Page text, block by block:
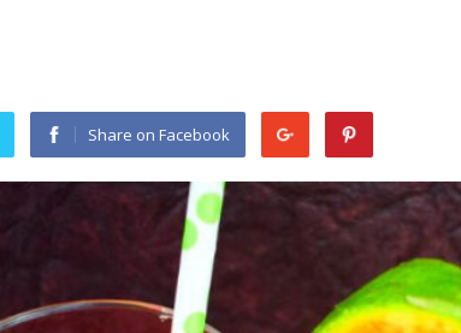
Share on Facebook